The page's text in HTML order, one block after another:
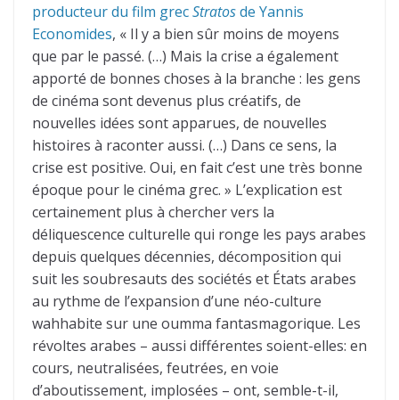
producteur du film grecStratosde Yannis
Economides, « Il y a bien sûr moins de moyens
que par le passé. (…) Mais la crise a également
apporté de bonnes choses à la branche : les gens
de cinéma sont devenus plus créatifs, de
nouvelles idées sont apparues, de nouvelles
histoires à raconter aussi. (…) Dans ce sens, la
crise est positive. Oui, en fait c’est une très bonne
époque pour le cinéma grec. » L’explication est
certainement plus à chercher vers la
déliquescence culturelle qui ronge les pays arabes
depuis quelques décennies, décomposition qui
suit les soubresauts des sociétés et États arabes
au rythme de l’expansion d’une néo-culture
wahhabite sur une oumma fantasmagorique. Les
révoltes arabes – aussi différentes soient-elles: en
cours, neutralisées, feutrées, en voie
d’aboutissement, implosées – ont, semble-t-il,